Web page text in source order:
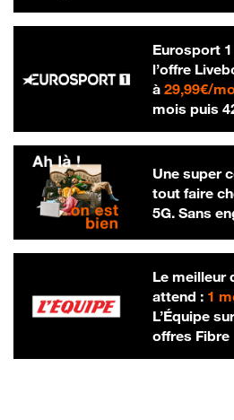
Eurosport
l’offre
à 29,99€/
mois puis
Une super
tout faire
5G. Sans
Le meilleur
attend : 1
L’Équipe
offres Fibre